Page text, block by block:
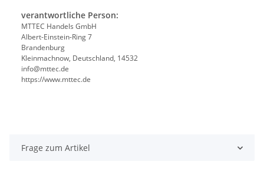
verantwortliche Person:
MTTEC Handels GmbH
Albert-Einstein-Ring 7
Brandenburg
Kleinmachnow, Deutschland, 14532
info@mttec.de
https://www.mttec.de
Frage zum Artikel